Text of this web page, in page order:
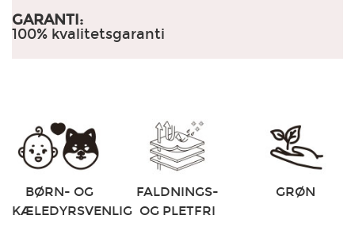
GARANTI:
100% kvalitetsgaranti
BØRN- OG
KÆLEDYRSVENLIG
FALDNINGS-
OG PLETFRI
GRØN